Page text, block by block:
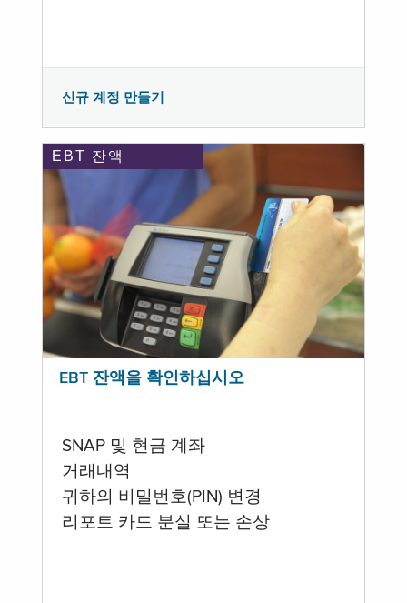
신규 계정 만들기
EBT 잔액
EBT 잔액을 확인하십시오
SNAP 및 현금 계좌
거래내역
귀하의 비밀번호(PIN) 변경
리포트 카드 분실 또는 손상